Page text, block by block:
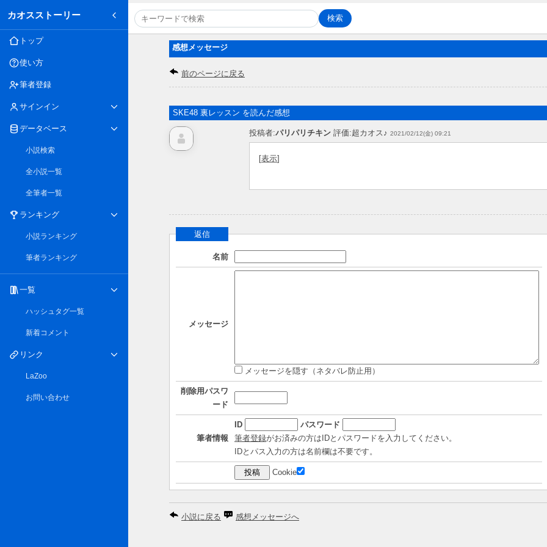
カオスストーリー
トップ
使い方
筆者登録
サインイン
データベース
小説検索
全小説一覧
全筆者一覧
ランキング
小説ランキング
筆者ランキング
一覧
ハッシュタグ一覧
新着コメント
リンク
LaZoo
お問い合わせ
感想メッセージ
前のページに戻る
SKE48 裏レッスン を読んだ感想
投稿者:パリパリチキン 評価:超カオス♪ 2021/02/12(金) 09:21
[表示]
返信
名前
メッセージ
メッセージを隠す（ネタバレ防止用）
削除用パスワ
ード
筆者情報
ID
パスワード
筆者登録がお済みの方はIDとパスワードを入力してください。
IDとパス入力の方は名前欄は不要です。
Cookie
小説に戻る 感想メッセージへ